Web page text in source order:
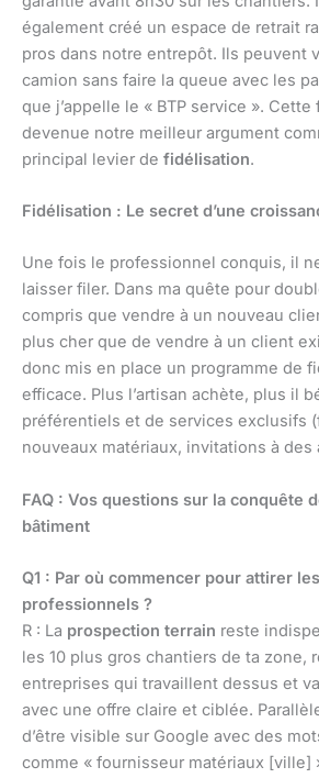
également créé un espace de retrait
pros dans notre entrepôt. Ils peuvent
camion sans faire la queue avec les
que j’appelle le « BTP service ».
devenue notre meilleur argument
principal levier de fidélisation.
Fidélisation : Le secret d’une
Une fois le professionnel conquis, il
laisser filer. Dans ma quête pour
compris que vendre à un nouveau
plus cher que de vendre à un client
donc mis en place un programme de
efficace. Plus l’artisan achète, plus il
préférentiels et de services exclusifs
nouveaux matériaux, invitations à des
FAQ : Vos questions sur la conquête
bâtiment
Q1 : Par où commencer pour attirer
professionnels ?
R : La prospection terrain reste
les 10 plus gros chantiers de ta zone,
entreprises qui travaillent dessus et
avec une offre claire et ciblée.
d’être visible sur Google avec des
comme « fournisseur matériaux [ville]